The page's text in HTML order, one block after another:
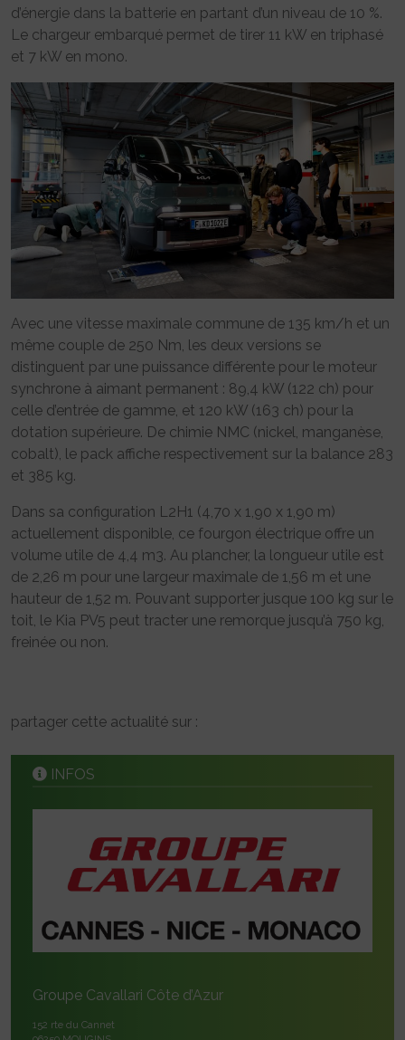
d’énergie dans la batterie en partant d’un niveau de 10 %.
Le chargeur embarqué permet de tirer 11 kW en triphasé
et 7 kW en mono.
Avec une vitesse maximale commune de 135 km/h et un
même couple de 250 Nm, les deux versions se
distinguent par une puissance différente pour le moteur
synchrone à aimant permanent : 89,4 kW (122 ch) pour
celle d’entrée de gamme, et 120 kW (163 ch) pour la
dotation supérieure. De chimie NMC (nickel, manganèse,
cobalt), le pack affiche respectivement sur la balance 283
et 385 kg.
Dans sa configuration L2H1 (4,70 x 1,90 x 1,90 m)
actuellement disponible, ce fourgon électrique offre un
volume utile de 4,4 m3. Au plancher, la longueur utile est
de 2,26 m pour une largeur maximale de 1,56 m et une
hauteur de 1,52 m. Pouvant supporter jusque 100 kg sur le
toit, le Kia PV5 peut tracter une remorque jusqu’à 750 kg,
freinée ou non.
partager cette actualité sur :
INFOS
Groupe Cavallari Côte d’Azur
152 rte du Cannet